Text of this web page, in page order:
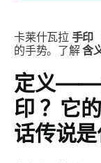
卡莱什瓦拉 手印
的手势。了解含
定义——
印 ？它
话传说是